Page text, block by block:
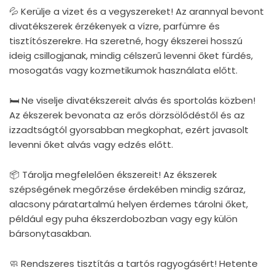
💦 Kerülje a vizet és a vegyszereket! Az arannyal bevont
divatékszerek érzékenyek a vízre, parfümre és
tisztítószerekre. Ha szeretné, hogy ékszerei hosszú
ideig csillogjanak, mindig célszerű levenni őket fürdés,
mosogatás vagy kozmetikumok használata előtt.
🛏 Ne viselje divatékszereit alvás és sportolás közben!
Az ékszerek bevonata az erős dörzsölődéstől és az
izzadtságtól gyorsabban megkophat, ezért javasolt
levenni őket alvás vagy edzés előtt.
📦 Tárolja megfelelően ékszereit! Az ékszerek
szépségének megőrzése érdekében mindig száraz,
alacsony páratartalmú helyen érdemes tárolni őket,
például egy puha ékszerdobozban vagy egy külön
bársonytasakban.
🧼 Rendszeres tisztítás a tartós ragyogásért! Hetente